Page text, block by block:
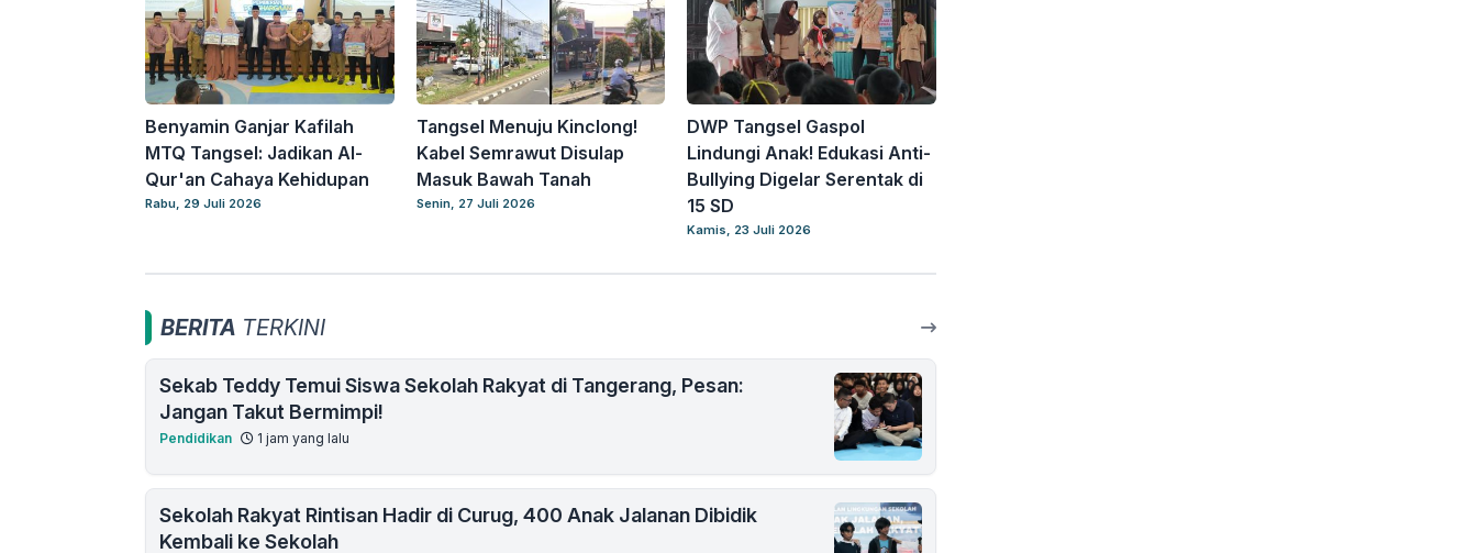
Benyamin Ganjar Kafilah
MTQ Tangsel: Jadikan Al-
Qur'an Cahaya Kehidupan
Rabu, 29 Juli 2026
Tangsel Menuju Kinclong!
Kabel Semrawut Disulap
Masuk Bawah Tanah
Senin, 27 Juli 2026
DWP Tangsel Gaspol
Lindungi Anak! Edukasi Anti-
Bullying Digelar Serentak di
15 SD
Kamis, 23 Juli 2026
BERITA TERKINI
Sekab Teddy Temui Siswa Sekolah Rakyat di Tangerang, Pesan:
Jangan Takut Bermimpi!
Pendidikan 1 jam yang lalu
Sekolah Rakyat Rintisan Hadir di Curug, 400 Anak Jalanan Dibidik
Kembali ke Sekolah